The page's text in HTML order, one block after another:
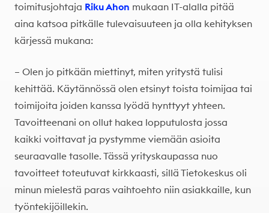
toimitusjohtaja Riku Ahon mukaan IT-alalla pitää
aina katsoa pitkälle tulevaisuuteen ja olla kehityksen
kärjessä mukana:
– Olen jo pitkään miettinyt, miten yritystä tulisi
kehittää. Käytännössä olen etsinyt toista toimijaa tai
toimijoita joiden kanssa lyödä hynttyyt yhteen.
Tavoitteenani on ollut hakea lopputulosta jossa
kaikki voittavat ja pystymme viemään asioita
seuraavalle tasolle. Tässä yrityskaupassa nuo
tavoitteet toteutuvat kirkkaasti, sillä Tietokeskus oli
minun mielestä paras vaihtoehto niin asiakkaille, kun
työntekijöillekin.